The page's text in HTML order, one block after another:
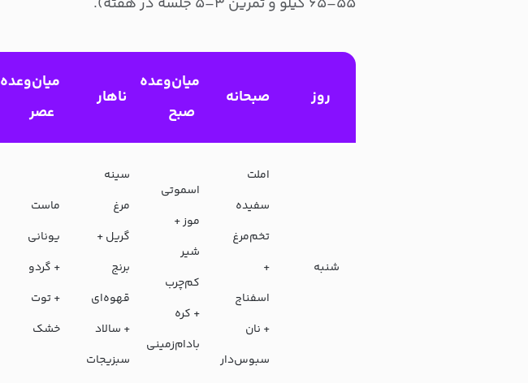
روز صبحانه
میان‌وعده
صبح
ناهار
میان‌وعده
عصر
شنبه
املت
سفیده
تخم‌مرغ
+
اسفناج
+ نان
سبوس‌دار
اسموتی
موز +
شیر
کم‌چرب
+ کره
بادام‌زمینی
سینه
مرغ
گریل +
برنج
قهوه‌ای
+ سالاد
سبزیجات
ماست
یونانی
+ گردو
+ توت
خشک